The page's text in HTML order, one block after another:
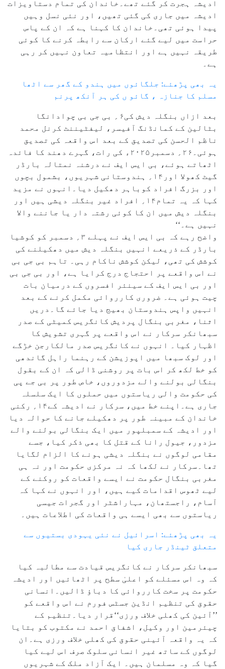
ادیشہ ہجرت کر گئے تھے۔خاندان کی تمام دستاویزات
ادیشہ میں جاری کی گئی تھیں، اور نئی نسل وہیں
پیدا ہوئی تھی۔خاندان کا کہنا ہے کہ ان کے پاس
حراست میں لیے گئے ارکان سے رابطہ کرنے کا کوئی
طریقہ نہیں ہے اور انتظامیہ تعاون نہیں کر رہی
ہے۔
یہ بھی پڑھئے: جلگائوں میں ہندو کے گھر سے اٹھا
مسلم کا جنازہ ، گائو ں کی ہر آنکھ پرنم
بعد ازاں بنگلہ دیش کی۶؍ بی جی بی چوادانگا
بٹالین کے کمانڈنگ آفیسر، لیفٹیننٹ کرنل محمد
ناظم الحسن کی تصدیق کے بعد اس واقعہ کی تصدیق
ہوئی۔۲۶؍ دسمبر۲۰۲۵ء کی رات، گہرے دھند کا فائدہ
اٹھاتے ہوئے، بی ایس ایف نے درشنہ نمتالہ بارڈر
گیٹ کھولا اور۱۴؍ ہندوستانی شہریوں، بشمول بچوں
اور بزرگ افراد کوباہر دھکیل دیا۔انہوں نے مزید
کہا کہ یہ تمام۱۴؍ افراد غیر بنگلہ دیشی ہیں اور
بنگلہ دیش میں ان کا کوئی رشتہ دار یا جاننے والا
نہیں ہے۔‘‘
واضح رہے کہ بی ایس ایف نے پہلے ۳؍ دسمبر کو کوشیا
بارڈر کے ذریعے انہیں بنگلہ دیش میں دھکیلنے کی
کوشش کی تھی، لیکن کوشش ناکام رہی۔ تاہم بی جی بی
نے اس واقعے پر احتجاج درج کرایا ہے، اور بی جی بی
اور بی ایس ایف کے سینئر افسروں کے درمیان بات
چیت ہوئی ہے۔ ضروری کارروائی مکمل کرنے کے بعد
انہیں واپس ہندوستان بھیج دیا جائے گا۔دریں
اثنا، مغربی بنگال پردیش کانگریس کمیٹی کے صدر
سبھانکر سرکار نے اس واقعے پر گہری تشویش کا
اظہار کیا۔ انہوں نے کانگریس صدر مالکارجن خڑگے
اور لوک سبھا میں اپوزیشن کے رہنما راہل گاندھی
کو خط لکھ کر اس بات پر روشنی ڈالی کہ ان کے بقول
بنگالی بولنے والے مزدوروں، خاص طور پر بی جے پی
کی حکومت والی ریاستوں میں حملوں کا ایک سلسلہ
جاری ہے۔اپنے خط میں، سرکار نے ادیشہ کے۱۴؍ رکنی
خاندان کے مبینہ طور پر دھکیلے جانے کا حوالہ دیا
اور ادیشہ کے سمبلپور میں ایک بنگالی بولنے والے
مزدور، جیول رانا کے قتل کا بھی ذکر کیا، جسے
مقامی لوگوں نے بنگلہ دیشی ہونے کا الزام لگایا
تھا۔سرکار نے لکھا کہ نہ مرکزی حکومت اور نہ ہی
مغربی بنگال حکومت نے ایسے واقعات کو روکنے کے
لیے ٹھوس اقدامات کیے ہیں، اور انہوں نے کہا کہ
آسام، راجستھان، مہاراشٹر اور گجرات جیسی
ریاستوں سے بھی ایسے ہی واقعات کی اطلاعات ہیں۔
یہ بھی پڑھئے: اسرائیل نے نئی یہودی بستیوں سے
متعلق ٹینڈر جاری کیا
سبھانکر سرکار نے کانگریس قیادت سے مطالبہ کیا
کہ وہ اس مسئلے کو اعلیٰ سطح پر اٹھائیں اور ادیشہ
حکومت پر سخت کارروائی کا دباؤ ڈالیں۔انسانی
حقوق کی تنظیم انڈین جسٹس فورم نے اس واقعے کو
’’آئین کی کھلی خلاف ورزی‘‘قرار دیا۔تنظیم کے
چیئرمین اور وکیل، اشفاق احمد نے مکتوب کو بتایا
کہ یہ واقعہ آئینی حقوق کی کھلی خلاف ورزی ہے۔ان
لوگوں کے ساتھ غیر انسانی سلوک صرف اس لیے کیا
گیا کہ وہ مسلمان ہیں۔ ایک آزاد ملک کے شہریوں